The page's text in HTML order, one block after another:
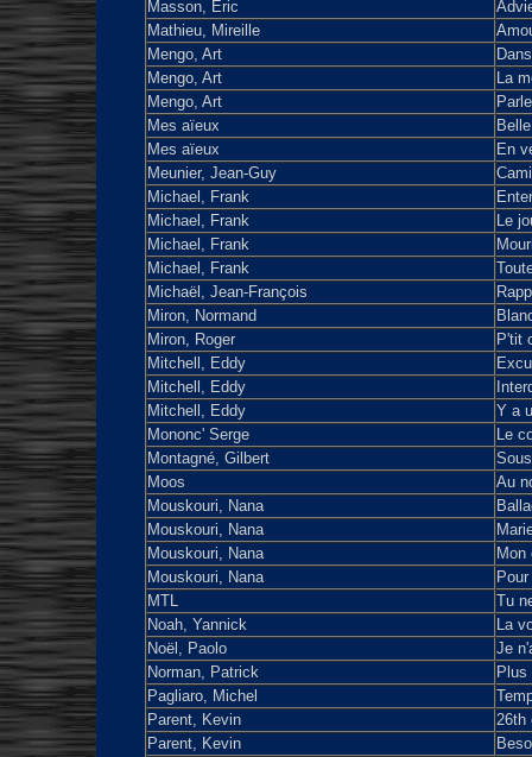
Masson, Eric
Mathieu, Mireille
Mengo, Art
Mengo, Art
La
Mengo, Art
Mes aïeux
Mes aïeux
En
Meunier, Jean-Guy
Michael, Frank
Michael, Frank
Le
Michael, Frank
Michael, Frank
Michaël, Jean-François
Miron, Normand
Miron, Roger
P'tit
Mitchell, Eddy
Mitchell, Eddy
Mitchell, Eddy
Y a
Mononc' Serge
Le
Montagné, Gilbert
Moos
Au
Mouskouri, Nana
Mouskouri, Nana
Mouskouri, Nana
Mon
Mouskouri, Nana
MTL
Tu
Noah, Yannick
La
Noël, Paolo
Je
Norman, Patrick
Pagliaro, Michel
Parent, Kevin
26th
Parent, Kevin